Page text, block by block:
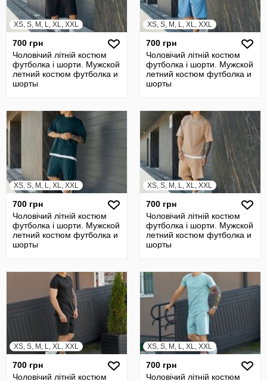
XS, S, M, L, XL, XXL
700 грн
Чоловічий літній костюм
футболка і шорти. Мужской
летний костюм футболка и
шорты
XS, S, M, L, XL, XXL
700 грн
Чоловічий літній костюм
футболка і шорти. Мужской
летний костюм футболка и
шорты
XS, S, M, L, XL, XXL
700 грн
Чоловічий літній костюм
футболка і шорти. Мужской
летний костюм футболка и
шорты
XS, S, M, L, XL, XXL
700 грн
Чоловічий літній костюм
футболка і шорти. Мужской
летний костюм футболка и
шорты
XS, S, M, L, XL, XXL
700 грн
Чоловічий літній костюм
XS, S, M, L, XL, XXL
700 грн
Чоловічий літній костюм